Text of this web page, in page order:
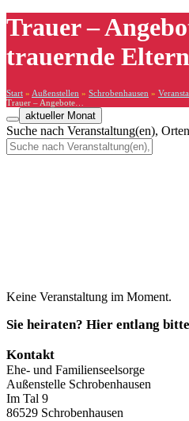
Trauer –
trauernde
Start » Außenstellen » Schrobenhausen »
Trauer – Angebote…
aktueller Monat
Suche nach Veranstaltung(en),
Keine Veranstaltung im Moment.
Sie heiraten? Hier entlang
Kontakt
Ehe- und Familienseelsorge
Außenstelle Schrobenhausen
Im Tal 9
86529 Schrobenhausen